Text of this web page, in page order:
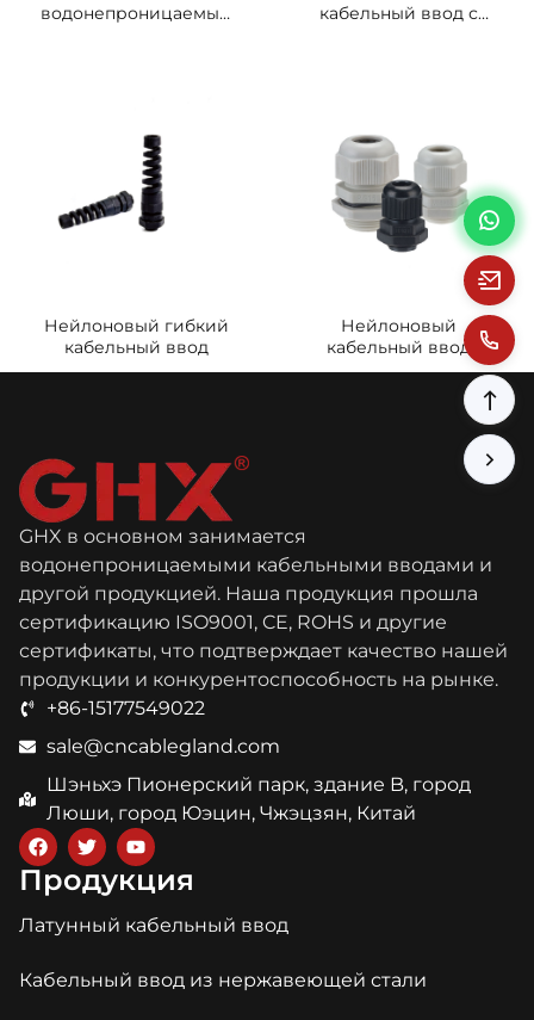
водонепроницаемый
кабельный ввод с
Нейлоновый гибкий
кабельный ввод
Нейлоновый
кабельный ввод
Удлиненный тип
GHX в основном занимается
водонепроницаемыми кабельными вводами и
другой продукцией. Наша продукция прошла
сертификацию ISO9001, CE, ROHS и другие
сертификаты, что подтверждает качество нашей
продукции и конкурентоспособность на рынке.
+86-15177549022
sale@cncablegland.com
Шэньхэ Пионерский парк, здание B, город
Люши, город Юэцин, Чжэцзян, Китай
Продукция
Латунный кабельный ввод
Кабельный ввод из нержавеющей стали